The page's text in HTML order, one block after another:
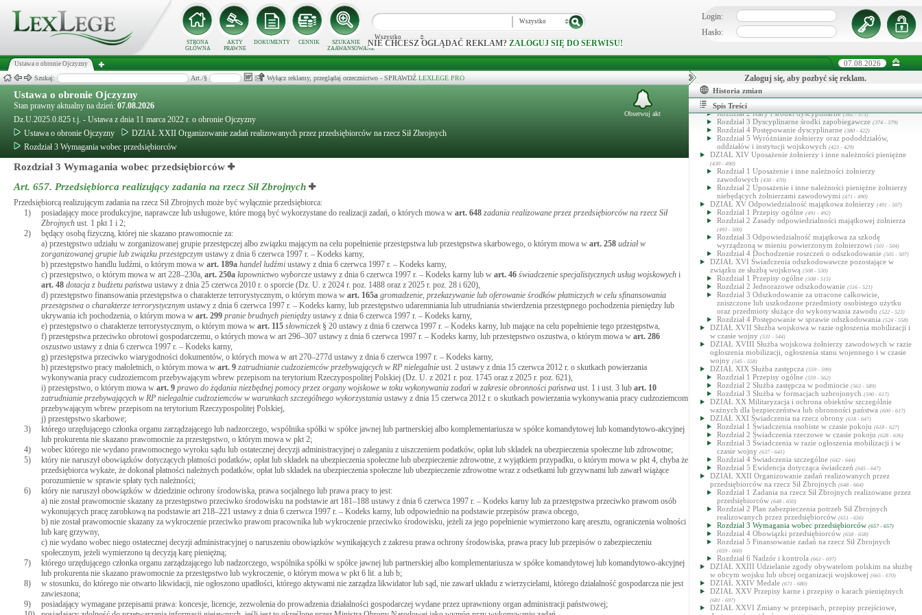
STRONA
GŁÓWNA
AKTY
PRAWNE
DOKUMENTY CENNIK
SZUKANIE
ZAAWANSOWANE
Wszystko
Wszystko
NIE CHCESZ OGLĄDAĆ REKLAM? ZALOGUJ SIĘ DO SERWISU!
Login:
Hasło:
Ustawa o obronie Ojczyzny 07.08.2026
Szukaj: Art./§ Wyłącz reklamy, przeglądaj orzecznictwo - SPRAWDŹ LEXLEGE PRO
Ustawa o obronie Ojczyzny
Stan prawny aktualny na dzień: 07.08.2026
Dz.U.2025.0.825 t.j. - Ustawa z dnia 11 marca 2022 r. o obronie Ojczyzny
Ustawa o obronie Ojczyzny
DZIAŁ XXII Organizowanie zadań realizowanych przez przedsiębiorców na rzecz Sił Zbrojnych
Rozdział 3 Wymagania wobec przedsiębiorców
Obserwuj akt
Rozdział 3 Wymagania wobec przedsiębiorców
Art. 657. Przedsiębiorca realizujący zadania na rzecz Sił Zbrojnych
Przedsiębiorcą realizującym zadania na rzecz Sił Zbrojnych może być wyłącznie przedsiębiorca:
1)
posiadający moce produkcyjne, naprawcze lub usługowe, które mogą być wykorzystane do realizacji zadań, o których mowa w art. 648 zadania realizowane przez przedsiębiorców na rzecz Sił
Zbrojnych ust. 1 pkt 1 i 2;
2)
będący osobą fizyczną, której nie skazano prawomocnie za:
a) przestępstwo udziału w zorganizowanej grupie przestępczej albo związku mającym na celu popełnienie przestępstwa lub przestępstwa skarbowego, o którym mowa w art. 258 udział w
zorganizowanej grupie lub związku przestępczym ustawy z dnia 6 czerwca 1997 r. – Kodeks karny,
b) przestępstwo handlu ludźmi, o którym mowa w art. 189a handel ludźmi ustawy z dnia 6 czerwca 1997 r. – Kodeks karny,
c) przestępstwo, o którym mowa w art 228–230a, art. 250a łapownictwo wyborcze ustawy z dnia 6 czerwca 1997 r. – Kodeks karny lub w art. 46 świadczenie specjalistycznych usług wojskowych i
art. 48 dotacja z budżetu państwa ustawy z dnia 25 czerwca 2010 r. o sporcie (Dz. U. z 2024 r. poz. 1488 oraz z 2025 r. poz. 28 i 620),
d) przestępstwo finansowania przestępstwa o charakterze terrorystycznym, o którym mowa w art. 165a gromadzenie, przekazywanie lub oferowanie środków płatniczych w celu sfinansowania
przestępstwa o charakterze terrorystycznym ustawy z dnia 6 czerwca 1997 r. – Kodeks karny, lub przestępstwo udaremniania lub utrudniania stwierdzenia przestępnego pochodzenia pieniędzy lub
ukrywania ich pochodzenia, o którym mowa w art. 299 pranie brudnych pieniędzyustawy z dnia 6 czerwca 1997 r. – Kodeks karny,
e) przestępstwo o charakterze terrorystycznym, o którym mowa w art. 115 słowniczek§ 20 ustawy z dnia 6 czerwca 1997 r. – Kodeks karny, lub mające na celu popełnienie tego przestępstwa,
f) przestępstwa przeciwko obrotowi gospodarczemu, o których mowa w art 296–307 ustawy z dnia 6 czerwca 1997 r. – Kodeks karny, lub przestępstwo oszustwa, o którym mowa w art. 286
oszustwo ustawy z dnia 6 czerwca 1997 r. – Kodeks karny,
g) przestępstwa przeciwko wiarygodności dokumentów, o których mowa w art 270–277d ustawy z dnia 6 czerwca 1997 r. – Kodeks karny,
h) przestępstwo pracy małoletnich, o którym mowa w art. 9 zatrudnianie cudzoziemców przebywających w RP nielegalnie ust. 2 ustawy z dnia 15 czerwca 2012 r. o skutkach powierzania
wykonywania pracy cudzoziemcom przebywającym wbrew przepisom na terytorium Rzeczypospolitej Polskiej (Dz. U. z 2021 r. poz. 1745 oraz z 2025 r. poz. 621),
i) przestępstwo, o którym mowa w art. 9 prawo do żądania niezbędnej pomocy przez organy wojskowe w toku wykonywania zadań w zakresie obronności państwa ust. 1 i ust. 3 lub art. 10
zatrudnianie przebywających w RP nielegalnie cudzoziemców w warunkach szczególnego wykorzystania ustawy z dnia 15 czerwca 2012 r. o skutkach powierzania wykonywania pracy cudzoziemcom
przebywającym wbrew przepisom na terytorium Rzeczypospolitej Polskiej,
j) przestępstwo skarbowe;
3)
którego urzędującego członka organu zarządzającego lub nadzorczego, wspólnika spółki w spółce jawnej lub partnerskiej albo komplementariusza w spółce komandytowej lub komandytowo-akcyjnej
lub prokurenta nie skazano prawomocnie za przestępstwo, o którym mowa w pkt 2;
4)
wobec którego nie wydano prawomocnego wyroku sądu lub ostatecznej decyzji administracyjnej o zaleganiu z uiszczeniem podatków, opłat lub składek na ubezpieczenia społeczne lub zdrowotne;
5)
który nie naruszył obowiązków dotyczących płatności podatków, opłat lub składek na ubezpieczenia społeczne lub ubezpieczenie zdrowotne, z wyjątkiem przypadku, o którym mowa w pkt 4, chyba że
przedsiębiorca wykaże, że dokonał płatności należnych podatków, opłat lub składek na ubezpieczenia społeczne lub ubezpieczenie zdrowotne wraz z odsetkami lub grzywnami lub zawarł wiążące
porozumienie w sprawie spłaty tych należności;
6)
który nie naruszył obowiązków w dziedzinie ochrony środowiska, prawa socjalnego lub prawa pracy to jest:
a) nie został prawomocnie skazany za przestępstwo przeciwko środowisku na podstawie art 181–188 ustawy z dnia 6 czerwca 1997 r. – Kodeks karny lub za przestępstwa przeciwko prawom osób
wykonujących pracę zarobkową na podstawie art 218–221 ustawy z dnia 6 czerwca 1997 r. – Kodeks karny, lub odpowiednio na podstawie przepisów prawa obcego,
b) nie został prawomocnie skazany za wykroczenie przeciwko prawom pracownika lub wykroczenie przeciwko środowisku, jeżeli za jego popełnienie wymierzono karę aresztu, ograniczenia wolności
lub karę grzywny,
c) nie wydano wobec niego ostatecznej decyzji administracyjnej o naruszeniu obowiązków wynikających z zakresu prawa ochrony środowiska, prawa pracy lub przepisów o zabezpieczeniu
społecznym, jeżeli wymierzono tą decyzją karę pieniężną;
7)
którego urzędującego członka organu zarządzającego lub nadzorczego, wspólnika spółki w spółce jawnej lub partnerskiej albo komplementariusza w spółce komandytowej lub komandytowo-akcyjnej
lub prokurenta nie skazano prawomocnie za przestępstwo lub wykroczenie, o którym mowa w pkt 6 lit. a lub b;
8)
w stosunku, do którego nie otwarto likwidacji, nie ogłoszono upadłości, którego aktywami nie zarządza likwidator lub sąd, nie zawarł układu z wierzycielami, którego działalność gospodarcza nie jest
zawieszona;
9)
posiadający wymagane przepisami prawa: koncesje, licencje, zezwolenia do prowadzenia działalności gospodarczej wydane przez uprawniony organ administracji państwowej;
Zaloguj się, aby pozbyć się reklam.
Historia zmian
Spis Treści
DZIAŁ XI Psy i konie w Siłach Zbrojnych (254 - 267)
DZIAŁ XII Uprawnienia i obowiązki służbowe żołnierzy
(268 - 347)
Rozdział 1 Przepisy ogólne
Rozdział 3 Uprawnienia i obowiązki żołnierzy niebędących
Rozdział 4 Obowiązki żołnierzy zawodowych
Rozdział 5 Publiczna działalność żołnierzy zawodowych
(341 - 347)
DZIAŁ XIII Dyscyplina wojskowa(348 - 429)
Rozdział 1 Przepisy ogólne
Rozdział 2 Kary i środki dyscyplinarne(362 - 373)
Rozdział 3 Dyscyplinarne środki zapobiegawcze (374 - 379)
Rozdział 4 Postępowanie dyscyplinarne (380 - 422)
Rozdział 5 Wyróżnianie żołnierzy oraz pododdziałów,
oddziałów i instytucji wojskowych (423 - 429)
DZIAŁ XIV Uposażenie żołnierzy i inne należności pieniężne
(430 - 490)
Rozdział 1 Uposażenie i inne należności żołnierzy
zawodowych (430 - 470)
Rozdział 2 Uposażenie i inne należności pieniężne żołnierzy
niebędących żołnierzami zawodowymi (471 - 490)
DZIAŁ XV Odpowiedzialność majątkowa żołnierzy (491 - 507)
Rozdział 1 Przepisy ogólne (491 - 492)
Rozdział 2 Zasady odpowiedzialności majątkowej żołnierza
(493 - 500)
Rozdział 3 Odpowiedzialność majątkowa za szkodę
wyrządzoną w mieniu powierzonym żołnierzowi (501 - 504)
Rozdział 4 Dochodzenie roszczeń o odszkodowanie (505 - 507)
DZIAŁ XVI Świadczenia odszkodowawcze pozostające w
związku ze służbą wojskową (508 - 530)
Rozdział 1 Przepisy ogólne (508 - 515)
Rozdział 2 Jednorazowe odszkodowanie (516 - 521)
Rozdział 3 Odszkodowanie za utracone całkowicie,
zniszczone lub uszkodzone przedmioty osobistego użytku
oraz przedmioty służące do wykonywania zawodu (522 - 523)
Rozdział 4 Postępowanie w sprawie odszkodowania (524 - 558)
DZIAŁ XVII Służba wojskowa w razie ogłoszenia mobilizacji i
w czasie wojny (531 - 544)
DZIAŁ XVIII Służba wojskowa żołnierzy zawodowych w razie
ogłoszenia mobilizacji, ogłoszenia stanu wojennego i w czasie
wojny (545 - 558)
DZIAŁ XIX Służba zastępcza (559 - 599)
Rozdział 1 Przepisy ogólne (559 - 562)
Rozdział 2 Służba zastępcza w podmiocie (563 - 589)
Rozdział 3 Służba w formacjach uzbrojonych (590 - 617)
DZIAŁ XX Militaryzacja i ochrona obiektów szczególnie
ważnych dla bezpieczeństwa lub obronności państwa (600 - 617)
DZIAŁ XXI Świadczenia na rzecz obrony (618 - 647)
Rozdział 1 Świadczenia osobiste w czasie pokoju (618 - 627)
Rozdział 2 Świadczenia rzeczowe w czasie pokoju (628 - 636)
Rozdział 3 Świadczenia w razie ogłoszenia mobilizacji i w
czasie wojny (637 - 641)
Rozdział 4 Świadczenia szczególne (642 - 644)
Rozdział 5 Ewidencja dotycząca świadczeń (645 - 647)
DZIAŁ XXII Organizowanie zadań realizowanych przez
przedsiębiorców na rzecz Sił Zbrojnych (648 - 664)
Rozdział 1 Zadania na rzecz Sił Zbrojnych realizowane przez
przedsiębiorców (648 - 650)
Rozdział 2 Plan zabezpieczenia potrzeb Sił Zbrojnych
realizowanych przez przedsiębiorców (651 - 656)
Rozdział 3 Wymagania wobec przedsiębiorców (657 - 657)
Rozdział 4 Obowiązki przedsiębiorców (658 - 658)
Rozdział 5 Finansowanie zadań na rzecz Sił Zbrojnych
(659 - 660)
Rozdział 6 Nadzór i kontrola (661 - 697)
DZIAŁ XXIII Udzielanie zgody obywatelom polskim na służbę
w obcym wojsku lub obcej organizacji wojskowej (665 - 670)
DZIAŁ XXIV Medale (671 - 680)
DZIAŁ XXV Przepisy karne i przepisy o karach pieniężnych
(681 - 697)
DZIAŁ XXVI Zmiany w przepisach, przepisy przejściowe,